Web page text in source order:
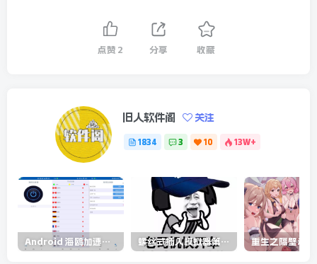
牛奶的营养价值主要取决于
境和加工方式等因素
而非保质期长短
点赞 2 分享 收藏
旧人软件阁 关注
1834 3 10 13W+
Android 海鸥加速器v6.6.3(解锁会员) 螺丝式插入模拟器第5代/NejicomiSimulator.Vol.5.v1.0.2